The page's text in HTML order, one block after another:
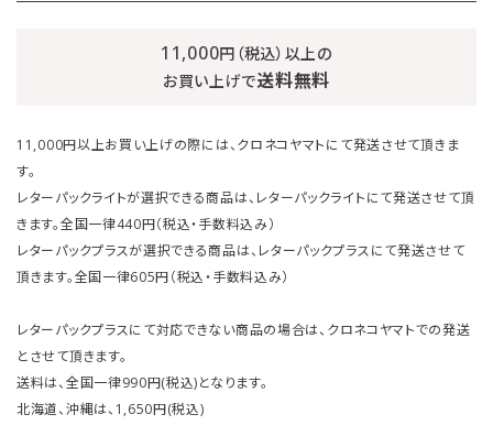
11,000円（税込）以上の
お買い上げで送料無料
11,000円以上お買い上げの際には、クロネコヤマトにて発送させて頂きま
す。
レターパックライトが選択できる商品は、レターパックライトにて発送させて頂
きます。全国一律440円（税込・手数料込み）
レターパックプラスが選択できる商品は、レターパックプラスにて発送させて
頂きます。全国一律605円（税込・手数料込み）
レターパックプラスにて対応できない商品の場合は、クロネコヤマトでの発送
とさせて頂きます。
送料は、全国一律990円(税込)となります。
北海道、沖縄は、1,650円(税込)